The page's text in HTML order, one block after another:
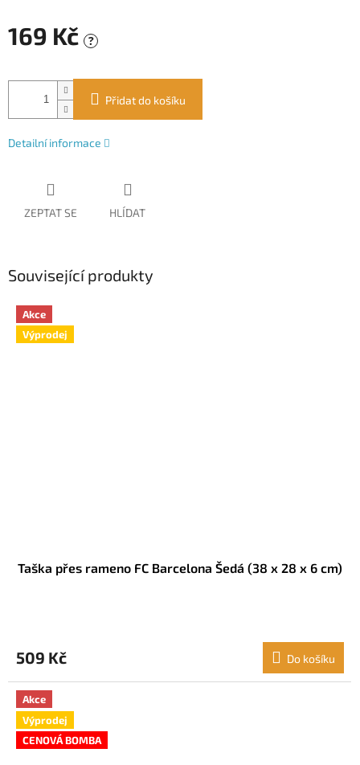
169 Kč ?
cena:
Přidat do košíku
Detailní informace
ZEPTAT SE HLÍDAT
Související produkty
Akce
Výprodej
Taška přes rameno FC Barcelona Šedá (38 x 28 x 6 cm)
509 Kč Do košíku
Akce
Výprodej
CENOVÁ BOMBA